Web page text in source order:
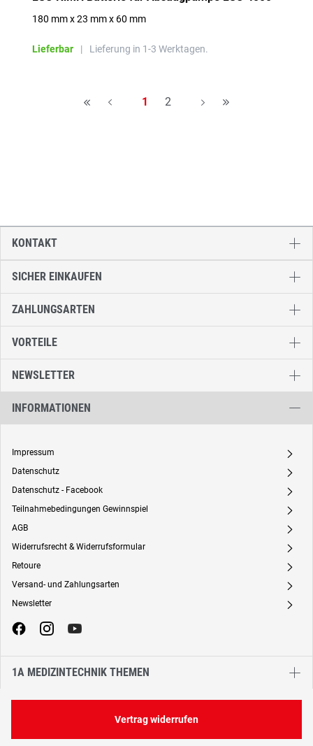
180 mm x 23 mm x 60 mm
Lieferbar | Lieferung in 1-3 Werktagen.
H A Seite
1 Seite
2 A H
SICHER EINKAUFEN
ZAHLUNGSARTEN
VORTEILE
NEWSLETTER
INFORMATIONEN
Impressum A
Datenschutz A
Datenschutz - Facebook A
Teilnahmebedingungen Gewinnspiel A
AGB A
Widerrufsrecht & Widerrufsformular A
Retoure A
Versand- und Zahlungsarten A
Newsletter A
1A MEDIZINTECHNIK THEMEN
KONTAKT
Vertrag widerrufen